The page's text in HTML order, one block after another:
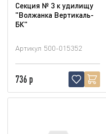
Секция № 3 к удилищу
"Волжанка Вертикаль-
БК"
Артикул 500-015352
736 р